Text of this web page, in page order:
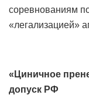
соревнованиям
«легализацией»
«Циничное
допуск РФ